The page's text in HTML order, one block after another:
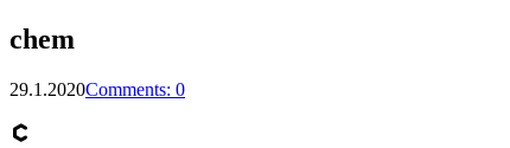
chem
29.1.2020Comments: 0